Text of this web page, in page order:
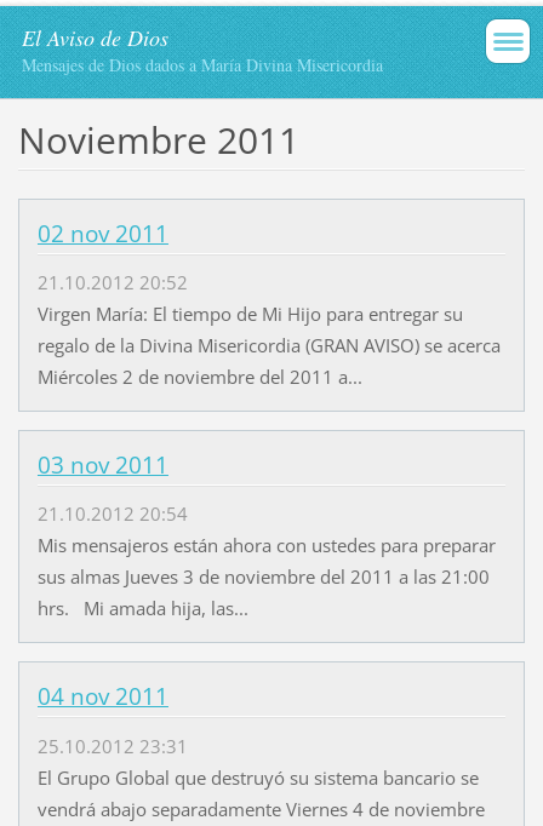
El Aviso de Dios
Mensajes de Dios dados a María Divina Misericordia
Noviembre 2011
02 nov 2011
21.10.2012 20:52
Virgen María: El tiempo de Mi Hijo para entregar su
regalo de la Divina Misericordia (GRAN AVISO) se acerca
Miércoles 2 de noviembre del 2011 a...
03 nov 2011
21.10.2012 20:54
Mis mensajeros están ahora con ustedes para preparar
sus almas Jueves 3 de noviembre del 2011 a las 21:00
hrs. Mi amada hija, las...
04 nov 2011
25.10.2012 23:31
El Grupo Global que destruyó su sistema bancario se
vendrá abajo separadamente Viernes 4 de noviembre